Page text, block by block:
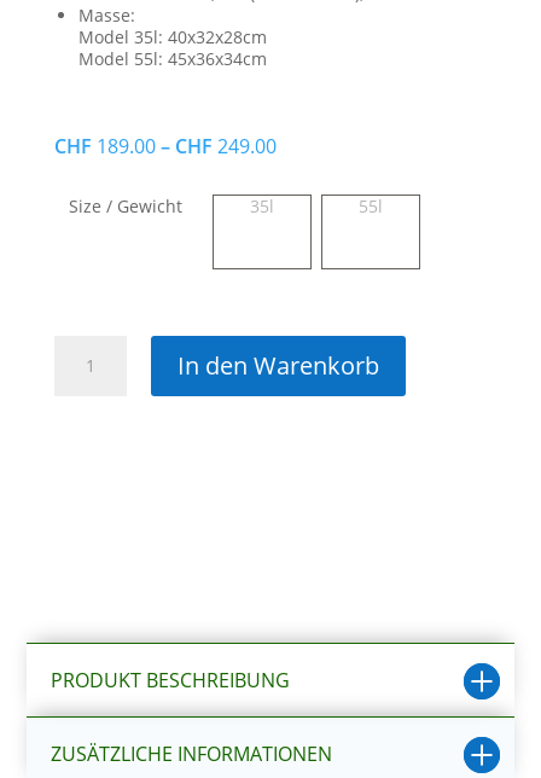
Masse:
Model 35l: 40x32x28cm
Model 55l: 45x36x34cm
CHF 189.00– CHF 249.00
Size / Gewicht 35l 55l
Scapers
In den Warenkorb
PRODUKT BESCHREIBUNG
ZUSÄTZLICHE INFORMATIONEN